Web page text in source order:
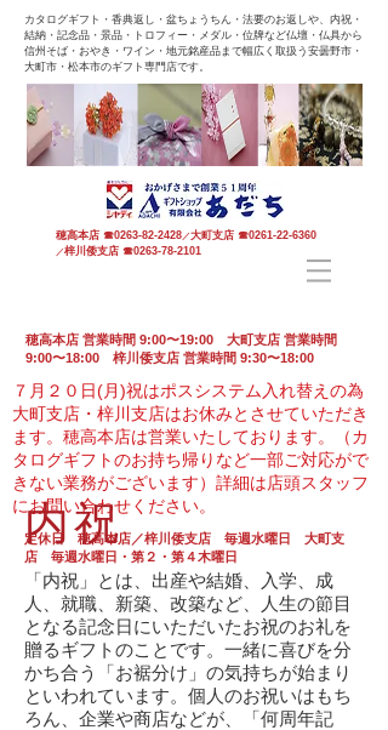
カタログギフト・香典返し・盆ちょうちん・法要のお返しや、内祝・
結納・記念品・景品・トロフィー・メダル・位牌など仏壇・仏具から
信州そば・おやき・ワイン・地元銘産品まで幅広く取扱う安曇野市・
大町市・松本市のギフト専門店です。
穂高本店 ☎0263-82-2428 ／大町支店 ☎0261-22-6360
／梓川倭支店 ☎0263-78-2101
穂高本店 営業時間 9:00〜19:00 大町支店 営業時間
9:00〜18:00 梓川倭支店 営業時間 9:30〜18:00
７月２０日(月)祝はポスシステム入れ替えの為
大町支店・梓川支店はお休みとさせていただき
ます。 穂高本店は営業いたしております。（カ
タログギフトのお持ち帰りなど一部ご対応がで
きない業務がございます） 詳細は店頭スタッフ
にお問い合わせください。
定休日 穂高本店／梓川倭支店 毎週水曜日 大町支
店 毎週水曜日・第２・第４木曜日
内祝
「内祝」とは、出産や結婚、入学、成
人、就職、新築、改築など、人生の節目
となる記念日にいただいたお祝のお礼を
贈るギフトのことです。一緒に喜びを分
かち合う「お裾分け」の気持ちが始まり
といわれています。個人のお祝いはもち
ろん、企業や商店などが、「何周年記